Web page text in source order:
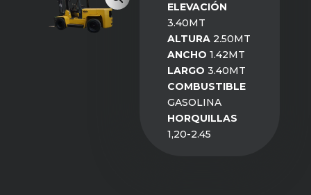
ELEVACIÓN
3.40MT
ALTURA 2.50MT
ANCHO 1.42MT
LARGO 3.40MT
COMBUSTIBLE
GASOLINA
HORQUILLAS
1,20-2.45